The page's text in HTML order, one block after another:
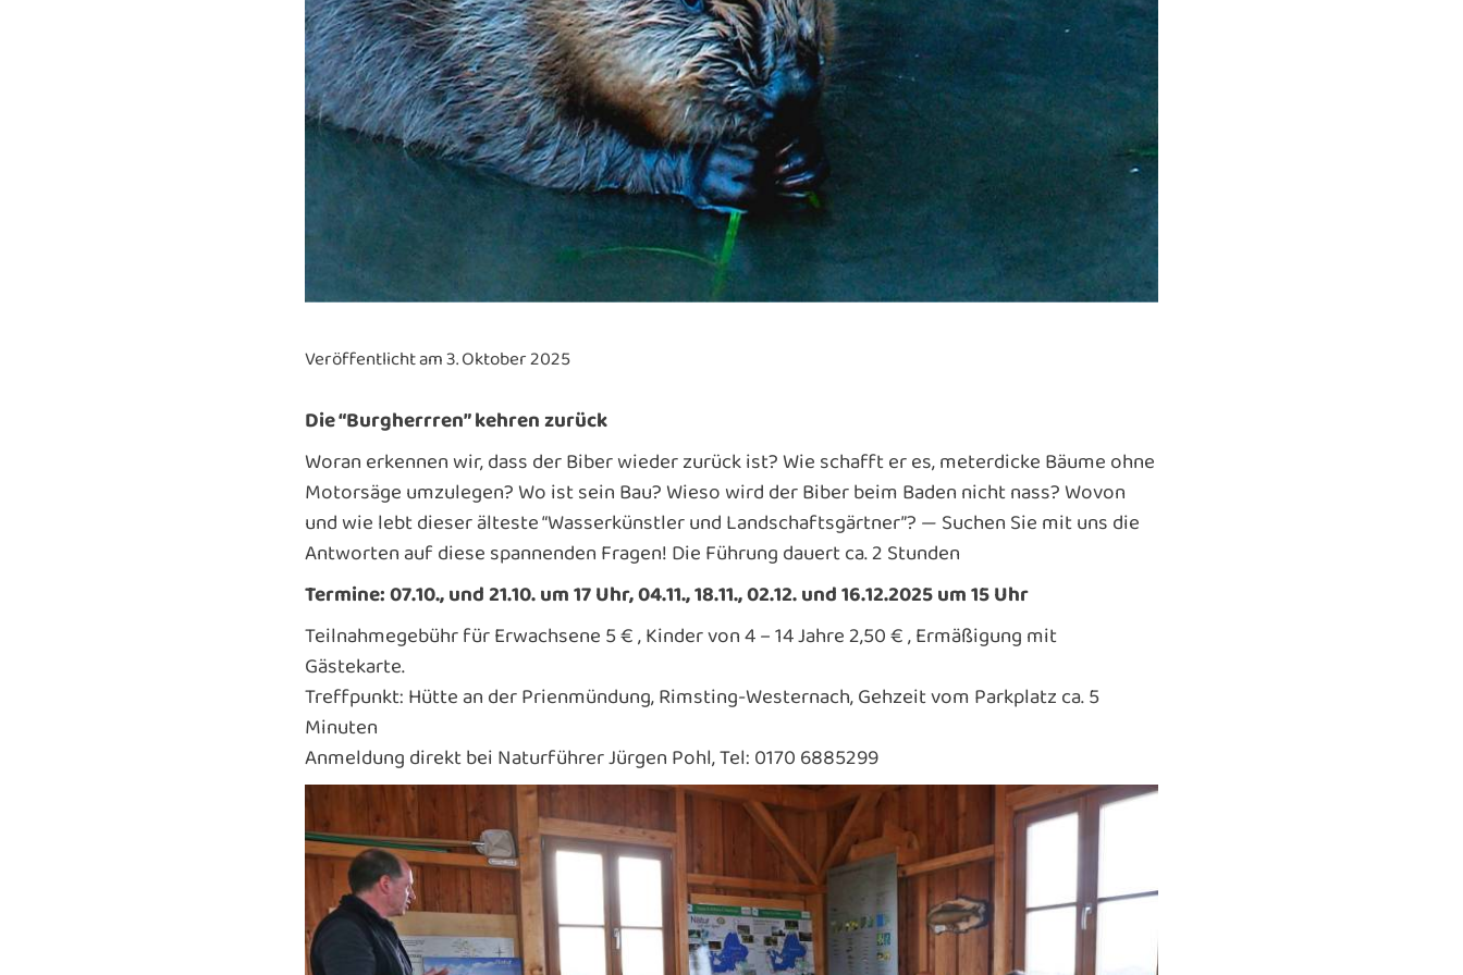
Veröffentlicht am 3. Oktober 2025
Die “Burgherrren” kehren zurück
Woran erkennen wir, dass der Biber wieder zurück ist? Wie schafft er es, meterdicke Bäume ohne
Motorsäge umzulegen? Wo ist sein Bau? Wieso wird der Biber beim Baden nicht nass? Wovon
und wie lebt dieser älteste “Wasserkünstler und Landschaftsgärtner”? — Suchen Sie mit uns die
Antworten auf diese spannenden Fragen! Die Führung dauert ca. 2 Stunden
Termine: 07.10., und 21.10. um 17 Uhr, 04.11., 18.11., 02.12. und 16.12.2025 um 15 Uhr
Teilnahmegebühr für Erwachsene 5 € , Kinder von 4 – 14 Jahre 2,50 € , Ermäßigung mit
Gästekarte.
Treffpunkt: Hütte an der Prienmündung, Rimsting-Westernach, Gehzeit vom Parkplatz ca. 5
Minuten
Anmeldung direkt bei Naturführer Jürgen Pohl, Tel: 0170 6885299